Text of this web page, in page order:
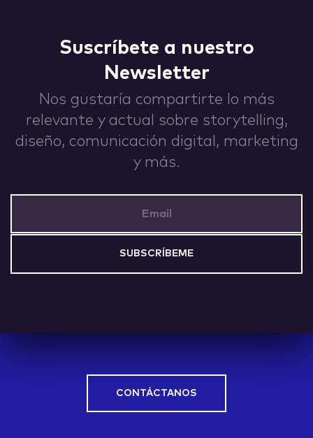
Suscríbete a nuestro
Newsletter
Nos gustaría compartirte lo más
relevante y actual sobre storytelling,
diseño, comunicación digital, marketing
y más.
CONTÁCTANOS
hi@nett.mx